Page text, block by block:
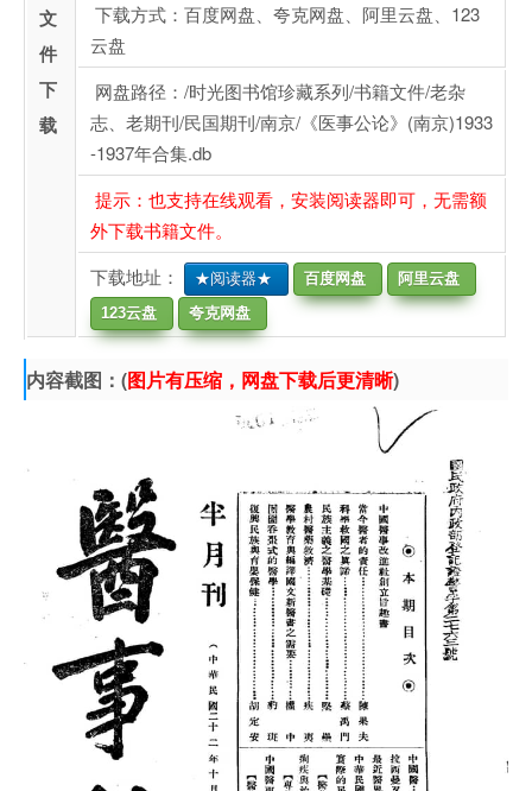
文
件
下
载
下载方式：百度网盘、夸克网盘、阿里云盘、123
云盘
网盘路径：/时光图书馆珍藏系列/书籍文件/老杂
志、老期刊/民国期刊/南京/《医事公论》(南京)1933
-1937年合集.db
提示：也支持在线观看，安装阅读器即可，无需额
外下载书籍文件。
下载地址：
★阅读器★ 百度网盘
阿里云盘
123云盘
夸克网盘
内容截图：(图片有压缩，网盘下载后更清晰)